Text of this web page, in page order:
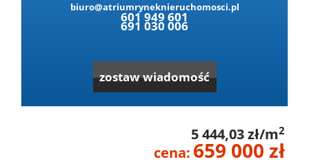
biuro@atriumryneknieruchomosci.pl
601 949 601
691 030 006
zostaw wiadomość
5 444,03 zł/m2
cena: 659 000 zł